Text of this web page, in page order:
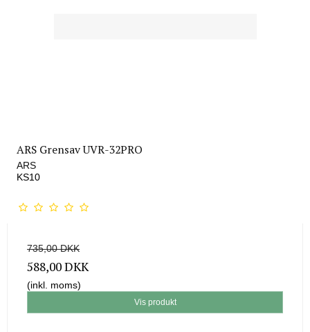
ARS Grensav UVR-32PRO
ARS
KS10
735,00 DKK
588,00 DKK
(inkl. moms)
Vis produkt